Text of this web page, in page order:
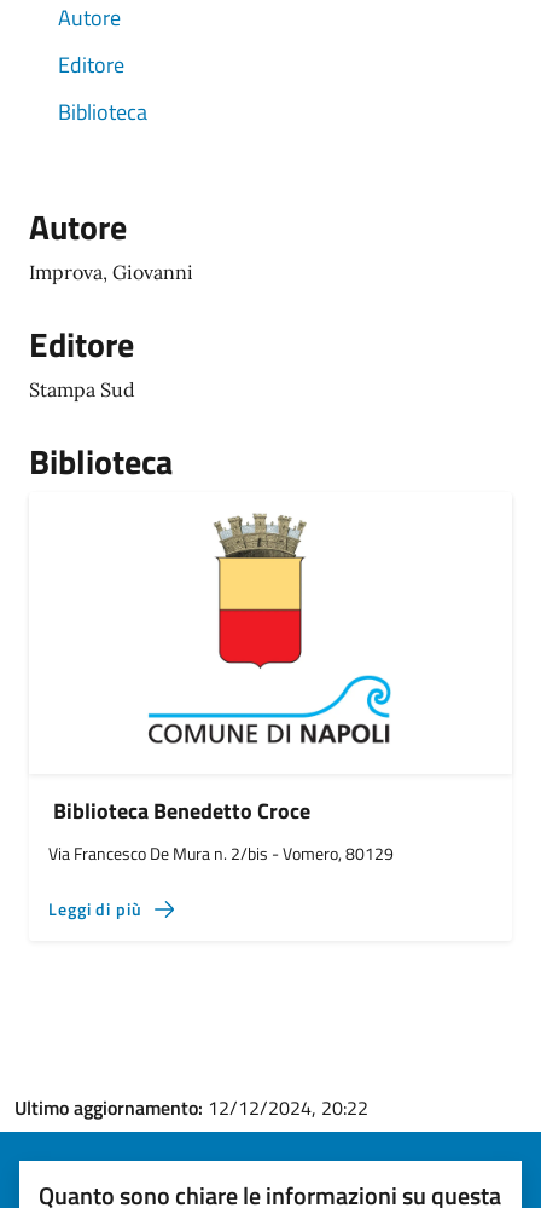
Autore
Editore
Biblioteca
Autore
Improva, Giovanni
Editore
Stampa Sud
Biblioteca
Biblioteca Benedetto Croce
Via Francesco De Mura n. 2/bis - Vomero, 80129
Leggi di più
Ultimo aggiornamento: 12/12/2024, 20:22
Quanto sono chiare le informazioni su questa